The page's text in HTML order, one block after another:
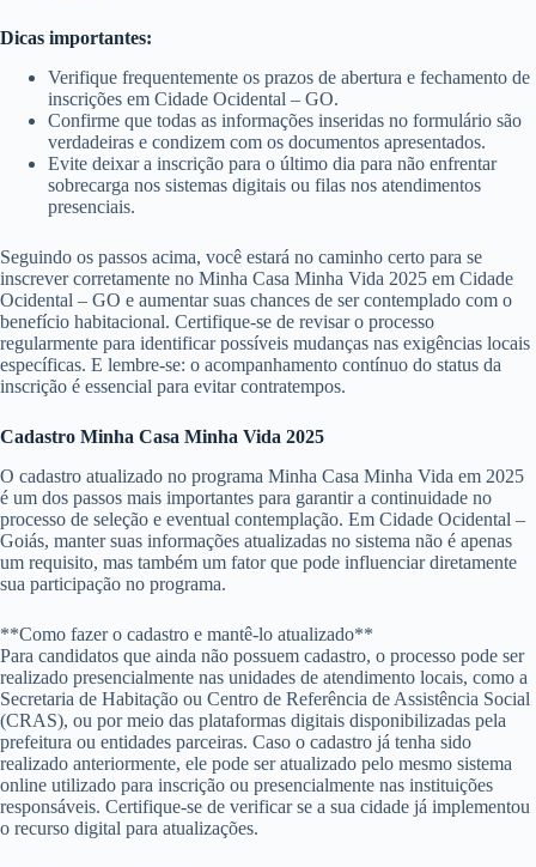
Dicas importantes:
Verifique frequentemente os prazos de abertura e fechamento de
inscrições em Cidade Ocidental – GO.
Confirme que todas as informações inseridas no formulário são
verdadeiras e condizem com os documentos apresentados.
Evite deixar a inscrição para o último dia para não enfrentar
sobrecarga nos sistemas digitais ou filas nos atendimentos
presenciais.
Seguindo os passos acima, você estará no caminho certo para se
inscrever corretamente no Minha Casa Minha Vida 2025 em Cidade
Ocidental – GO e aumentar suas chances de ser contemplado com o
benefício habitacional. Certifique-se de revisar o processo
regularmente para identificar possíveis mudanças nas exigências locais
específicas. E lembre-se: o acompanhamento contínuo do status da
inscrição é essencial para evitar contratempos.
Cadastro Minha Casa Minha Vida 2025
O cadastro atualizado no programa Minha Casa Minha Vida em 2025
é um dos passos mais importantes para garantir a continuidade no
processo de seleção e eventual contemplação. Em Cidade Ocidental –
Goiás, manter suas informações atualizadas no sistema não é apenas
um requisito, mas também um fator que pode influenciar diretamente
sua participação no programa.
**Como fazer o cadastro e mantê-lo atualizado**
Para candidatos que ainda não possuem cadastro, o processo pode ser
realizado presencialmente nas unidades de atendimento locais, como a
Secretaria de Habitação ou Centro de Referência de Assistência Social
(CRAS), ou por meio das plataformas digitais disponibilizadas pela
prefeitura ou entidades parceiras. Caso o cadastro já tenha sido
realizado anteriormente, ele pode ser atualizado pelo mesmo sistema
online utilizado para inscrição ou presencialmente nas instituições
responsáveis. Certifique-se de verificar se a sua cidade já implementou
o recurso digital para atualizações.